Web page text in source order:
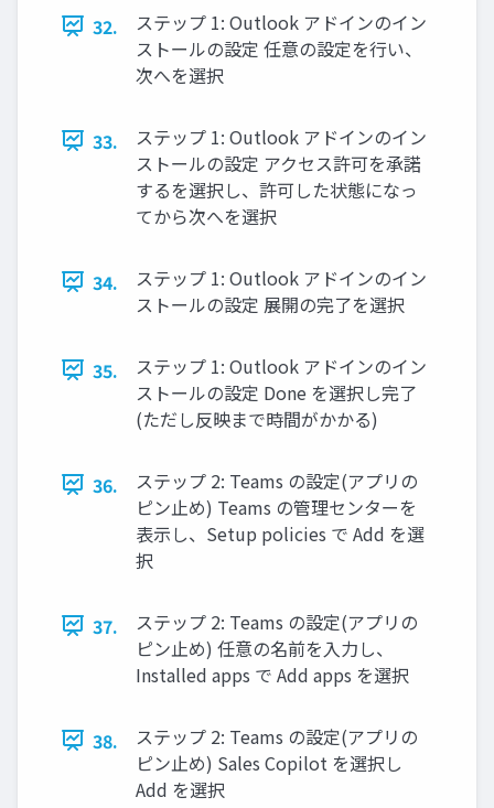
32.
ステップ 1: Outlook アドインのイン
ストールの設定 任意の設定を行い、
次へを選択
33.
ステップ 1: Outlook アドインのイン
ストールの設定 アクセス許可を承諾
するを選択し、許可した状態になっ
てから次へを選択
34.
ステップ 1: Outlook アドインのイン
ストールの設定 展開の完了を選択
35.
ステップ 1: Outlook アドインのイン
ストールの設定 Done を選択し完了
(ただし反映まで時間がかかる)
36.
ステップ 2: Teams の設定(アプリの
ピン止め) Teams の管理センターを
表示し、Setup policies で Add を選
択
37.
ステップ 2: Teams の設定(アプリの
ピン止め) 任意の名前を入力し、
Installed apps で Add apps を選択
38.
ステップ 2: Teams の設定(アプリの
ピン止め) Sales Copilot を選択し
Add を選択